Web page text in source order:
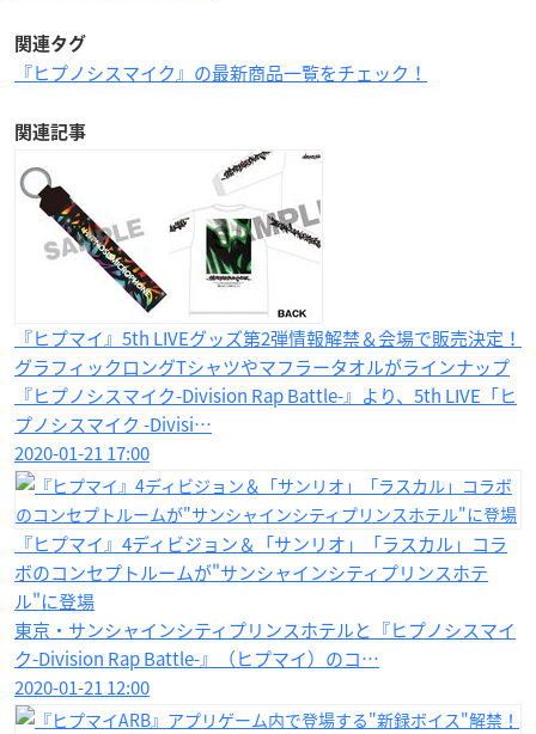
関連タグ
『ヒプノシスマイク』の最新商品一覧をチェック！
関連記事
『ヒプマイ』5th LIVEグッズ第2弾情報解禁＆会場で販売決定！
グラフィックロングTシャツやマフラータオルがラインナップ
『ヒプノシスマイク-Division Rap Battle-』より、5th LIVE「ヒ
プノシスマイク -Divisi…
2020-01-21 17:00
『ヒプマイ』4ディビジョン＆「サンリオ」「ラスカル」コラ
ボのコンセプトルームが"サンシャインシティプリンスホテ
ル"に登場
東京・サンシャインシティプリンスホテルと『ヒプノシスマイ
ク-Division Rap Battle-』（ヒプマイ）のコ…
2020-01-21 12:00